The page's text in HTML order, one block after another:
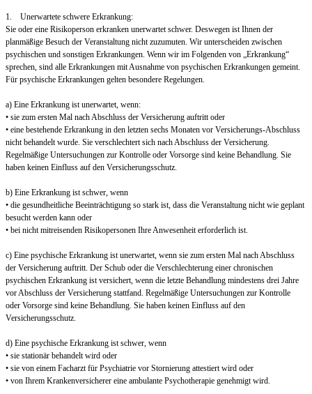
1. Unerwartete schwere Erkrankung:
Sie oder eine Risikoperson erkranken unerwartet schwer. Deswegen ist Ihnen der
planmäßige Besuch der Veranstaltung nicht zuzumuten. Wir unterscheiden zwischen
psychischen und sonstigen Erkrankungen. Wenn wir im Folgenden von „Erkrankung“
sprechen, sind alle Erkrankungen mit Ausnahme von psychischen Erkrankungen gemeint.
Für psychische Erkrankungen gelten besondere Regelungen.
a) Eine Erkrankung ist unerwartet, wenn:
• sie zum ersten Mal nach Abschluss der Versicherung auftritt oder
• eine bestehende Erkrankung in den letzten sechs Monaten vor Versicherungs-Abschluss
nicht behandelt wurde. Sie verschlechtert sich nach Abschluss der Versicherung.
Regelmäßige Untersuchungen zur Kontrolle oder Vorsorge sind keine Behandlung. Sie
haben keinen Einfluss auf den Versicherungsschutz.
b) Eine Erkrankung ist schwer, wenn
• die gesundheitliche Beeinträchtigung so stark ist, dass die Veranstaltung nicht wie geplant
besucht werden kann oder
• bei nicht mitreisenden Risikopersonen Ihre Anwesenheit erforderlich ist.
c) Eine psychische Erkrankung ist unerwartet, wenn sie zum ersten Mal nach Abschluss
der Versicherung auftritt. Der Schub oder die Verschlechterung einer chronischen
psychischen Erkrankung ist versichert, wenn die letzte Behandlung mindestens drei Jahre
vor Abschluss der Versicherung stattfand. Regelmäßige Untersuchungen zur Kontrolle
oder Vorsorge sind keine Behandlung. Sie haben keinen Einfluss auf den
Versicherungsschutz.
d) Eine psychische Erkrankung ist schwer, wenn
• sie stationär behandelt wird oder
• sie von einem Facharzt für Psychiatrie vor Stornierung attestiert wird oder
• von Ihrem Krankenversicherer eine ambulante Psychotherapie genehmigt wird.